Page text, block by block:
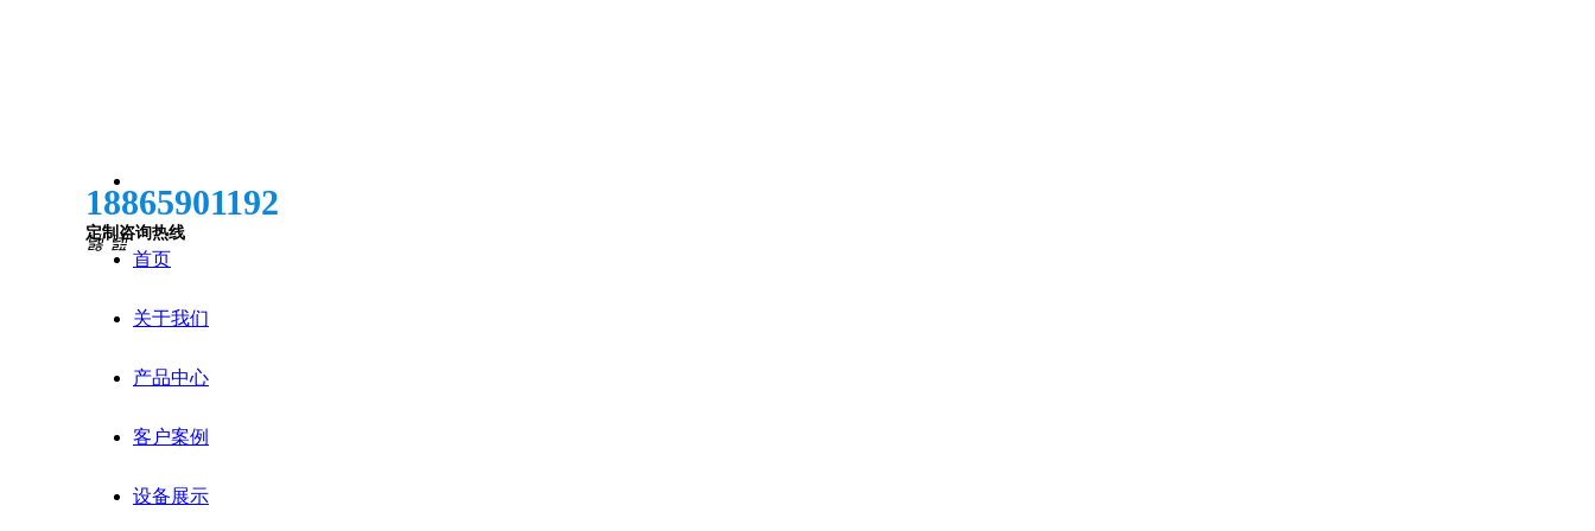
18865901192
定制咨询热线
首页
关于我们
产品中心
客户案例
设备展示
넳 넲